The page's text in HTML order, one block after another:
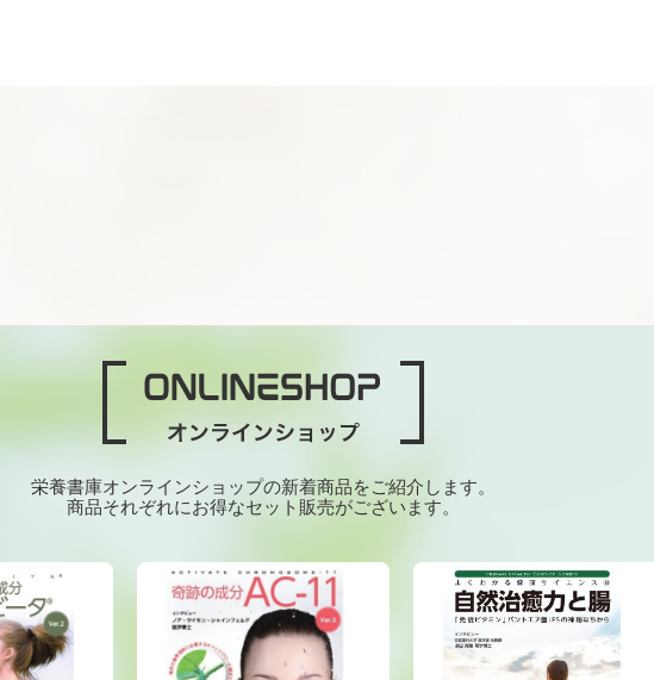
栄養書庫オンラインショップの新着商品をご紹介します。
商品それぞれにお得なセット販売がございます。